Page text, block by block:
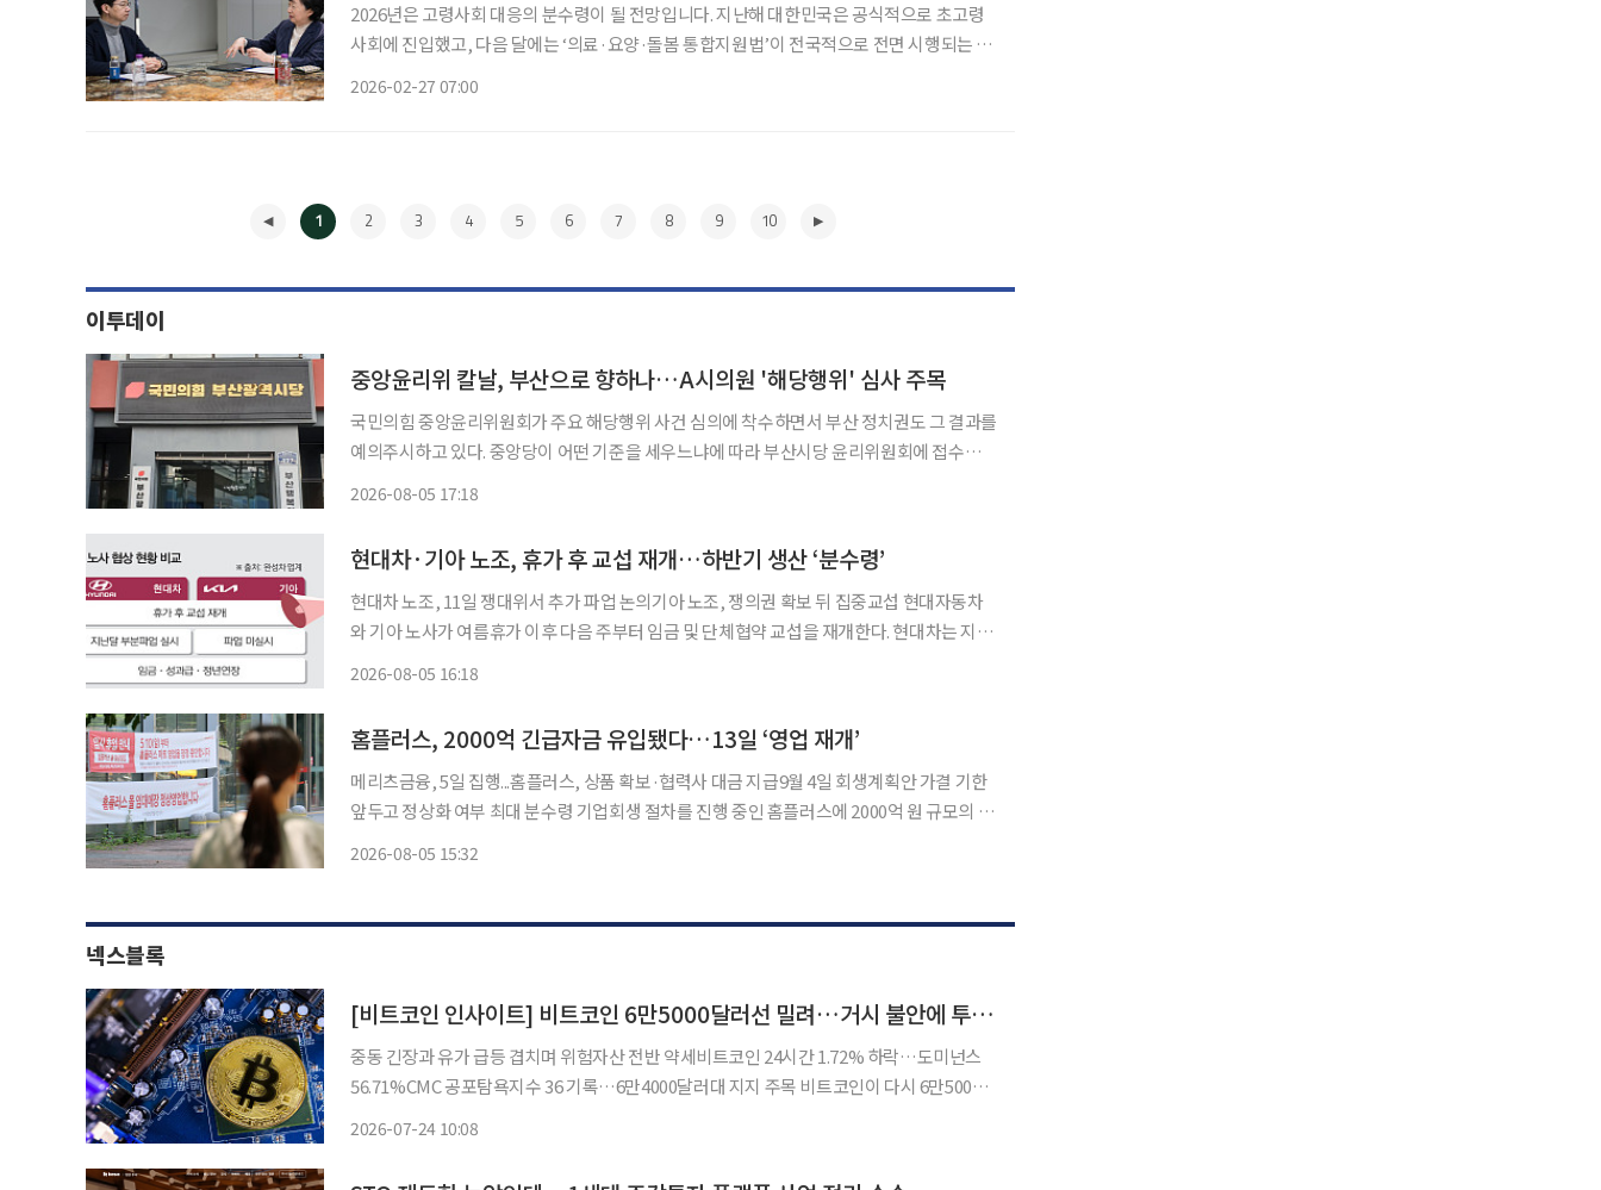
2026년은 고령사회 대응의 분수령이 될 전망입니다. 지난해 대한민국은 공식적으로 초고령
사회에 진입했고, 다음 달에는 ‘의료·요양·돌봄 통합지원법’이 전국적으로 전면 시행되는 시
2026-02-27 07:00
1 2 3 4 5 6 7 8 9 10
이투데이
중앙윤리위 칼날, 부산으로 향하나…A시의원 '해당행위' 심사 주목
국민의힘 중앙윤리위원회가 주요 해당행위 사건 심의에 착수하면서 부산 정치권도 그 결과를
예의주시하고 있다. 중앙당이 어떤 기준을 세우느냐에 따라 부산시당 윤리위원회에 접수된
2026-08-05 17:18
현대차·기아 노조, 휴가 후 교섭 재개…하반기 생산 ‘분수령’
현대차 노조, 11일 쟁대위서 추가 파업 논의기아 노조, 쟁의권 확보 뒤 집중교섭 현대자동차
와 기아 노사가 여름휴가 이후 다음 주부터 임금 및 단체협약 교섭을 재개한다. 현대차는 지난
2026-08-05 16:18
홈플러스, 2000억 긴급자금 유입됐다…13일 ‘영업 재개’
메리츠금융, 5일 집행...홈플러스, 상품 확보·협력사 대금 지급9월 4일 회생계획안 가결 기한
앞두고 정상화 여부 최대 분수령 기업회생 절차를 진행 중인 홈플러스에 2000억 원 규모의 긴
2026-08-05 15:32
넥스블록
[비트코인 인사이트] 비트코인 6만5000달러선 밀려…거시 불안에 투자심리 위축
중동 긴장과 유가 급등 겹치며 위험자산 전반 약세비트코인 24시간 1.72% 하락…도미넌스
56.71%CMC 공포탐욕지수 36 기록…6만4000달러대 지지 주목 비트코인이 다시 6만5000달
2026-07-24 10:08